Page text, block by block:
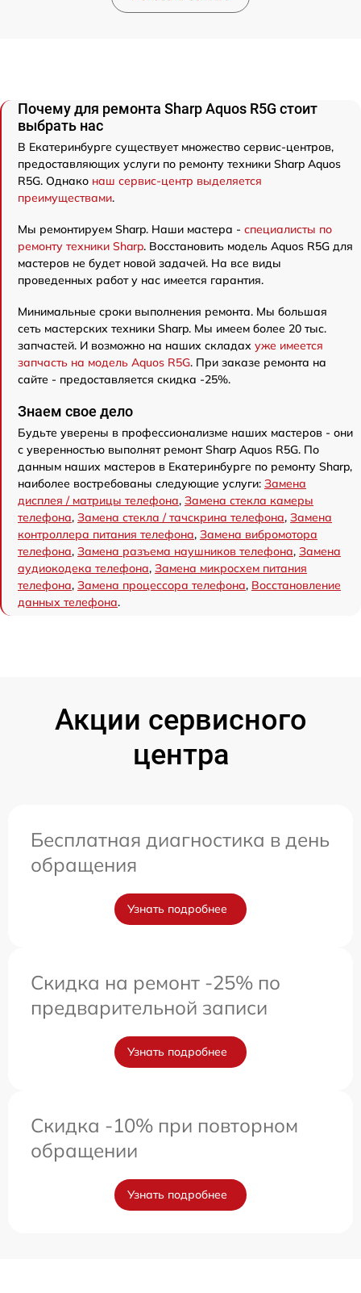
Почему для ремонта Sharp Aquos R5G стоит
выбрать нас
В Екатеринбурге существует множество сервис-центров,
предоставляющих услуги по ремонту техники Sharp Aquos
R5G. Однако наш сервис-центр выделяется
преимуществами.
Мы ремонтируем Sharp. Наши мастера - специалисты по
ремонту техники Sharp. Восстановить модель Aquos R5G для
мастеров не будет новой задачей. На все виды
проведенных работ у нас имеется гарантия.
Минимальные сроки выполнения ремонта. Мы большая
сеть мастерских техники Sharp. Мы имеем более 20 тыс.
запчастей. И возможно на наших складах уже имеется
запчасть на модель Aquos R5G. При заказе ремонта на
сайте - предоставляется скидка -25%.
Знаем свое дело
Будьте уверены в профессионализме наших мастеров - они
с уверенностью выполнят ремонт Sharp Aquos R5G. По
данным наших мастеров в Екатеринбурге по ремонту Sharp,
наиболее востребованы следующие услуги: Замена
дисплея / матрицы телефона, Замена стекла камеры
телефона, Замена стекла / тачскрина телефона, Замена
контроллера питания телефона, Замена вибромотора
телефона, Замена разъема наушников телефона, Замена
аудиокодека телефона, Замена микросхем питания
телефона, Замена процессора телефона, Восстановление
данных телефона.
Акции сервисного
центра
Бесплатная диагностика в день
обращения
Узнать подробнее
Скидка на ремонт -25% по
предварительной записи
Узнать подробнее
Скидка -10% при повторном
обращении
Узнать подробнее